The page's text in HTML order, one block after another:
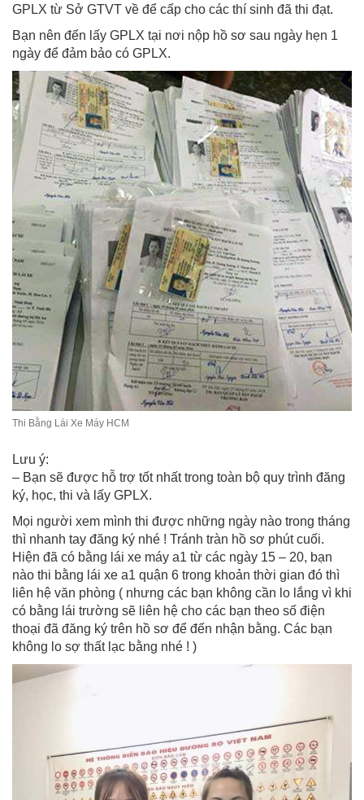
GPLX từ Sở GTVT về để cấp cho các thí sinh đã thi đạt.
Bạn nên đến lấy GPLX tại nơi nộp hồ sơ sau ngày hẹn 1
ngày để đảm bảo có GPLX.
Thi Bằng Lái Xe Máy HCM
Lưu ý:
– Bạn sẽ được hỗ trợ tốt nhất trong toàn bộ quy trình đăng
ký, học, thi và lấy GPLX.
Mọi người xem mình thi được những ngày nào trong tháng
thì nhanh tay đăng ký nhé ! Tránh tràn hồ sơ phút cuối.
Hiện đã có bằng lái xe máy a1 từ các ngày 15 – 20, bạn
nào thi bằng lái xe a1 quận 6 trong khoản thời gian đó thì
liên hệ văn phòng ( nhưng các bạn không cần lo lắng vì khi
có bằng lái trường sẽ liên hệ cho các bạn theo số điện
thoại đã đăng ký trên hồ sơ để đến nhận bằng. Các bạn
không lo sợ thất lạc bằng nhé ! )